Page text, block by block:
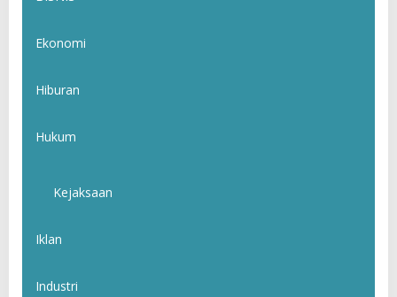
Ekonomi
Hiburan
Hukum
Kejaksaan
Iklan
Industri